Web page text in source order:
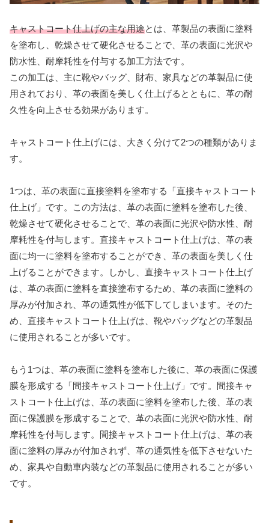
キャストコート仕上げの主な用途とは、革製品の表面に塗料
を塗布し、乾燥させて硬化させることで、革の表面に光沢や
防水性、耐摩耗性を付与する加工方法です。
この加工は、主に靴やバッグ、財布、家具などの革製品に使
用されており、革の表面を美しく仕上げるとともに、革の耐
久性を向上させる効果があります。
キャストコート仕上げには、大きく分けて2つの種類がありま
す。
1つは、革の表面に直接塗料を塗布する「直接キャストコート
仕上げ」です。この方法は、革の表面に塗料を塗布した後、
乾燥させて硬化させることで、革の表面に光沢や防水性、耐
摩耗性を付与します。直接キャストコート仕上げは、革の表
面に均一に塗料を塗布することができ、革の表面を美しく仕
上げることができます。しかし、直接キャストコート仕上げ
は、革の表面に塗料を直接塗布するため、革の表面に塗料の
厚みが付加され、革の通気性が低下してしまいます。そのた
め、直接キャストコート仕上げは、靴やバッグなどの革製品
に使用されることが多いです。
もう1つは、革の表面に塗料を塗布した後に、革の表面に保護
膜を形成する「間接キャストコート仕上げ」です。間接キャ
ストコート仕上げは、革の表面に塗料を塗布した後、革の表
面に保護膜を形成することで、革の表面に光沢や防水性、耐
摩耗性を付与します。間接キャストコート仕上げは、革の表
面に塗料の厚みが付加されず、革の通気性を低下させないた
め、家具や自動車内装などの革製品に使用されることが多い
です。